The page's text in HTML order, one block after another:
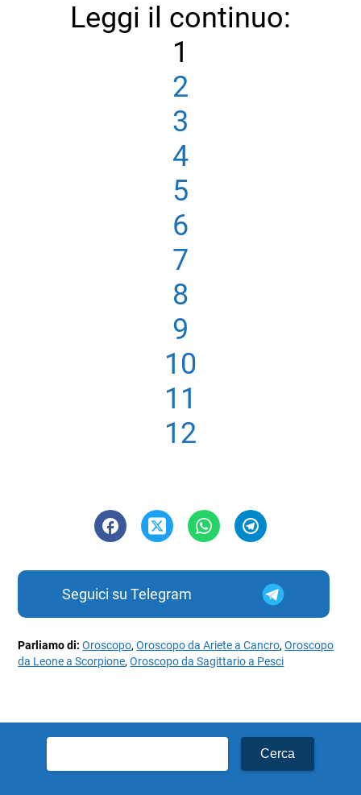
Leggi il continuo:
1
2
3
4
5
6
7
8
9
10
11
12
Seguici su Telegram
Parliamo di:Oroscopo,Oroscopo da Ariete a Cancro,Oroscopo
da Leone a Scorpione,Oroscopo da Sagittario a Pesci
per: